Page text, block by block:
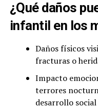
¿Qué daños
infantil en los
Daños físicos
fracturas o
Impacto
terrores
desarrollo